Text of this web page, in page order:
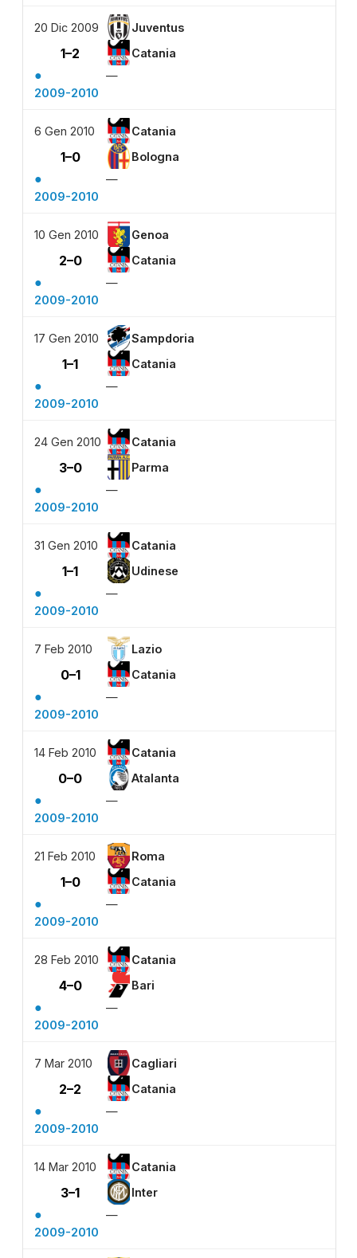
20 Dic 2009 Juventus
1–2 Catania
●
—
2009-2010
6 Gen 2010 Catania
1–0 Bologna
●
—
2009-2010
10 Gen 2010 Genoa
2–0 Catania
●
—
2009-2010
17 Gen 2010 Sampdoria
1–1 Catania
●
—
2009-2010
24 Gen 2010 Catania
3–0 Parma
●
—
2009-2010
31 Gen 2010 Catania
1–1 Udinese
●
—
2009-2010
7 Feb 2010 Lazio
0–1 Catania
●
—
2009-2010
14 Feb 2010 Catania
0–0 Atalanta
●
—
2009-2010
21 Feb 2010 Roma
1–0 Catania
●
—
2009-2010
28 Feb 2010 Catania
4–0 Bari
●
—
2009-2010
7 Mar 2010 Cagliari
2–2 Catania
●
—
2009-2010
14 Mar 2010 Catania
3–1 Inter
●
—
2009-2010